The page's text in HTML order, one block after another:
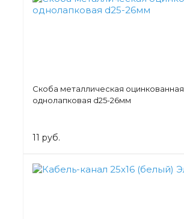
Скоба металлическая оцинкованная
однолапковая d25-26мм
11 руб.